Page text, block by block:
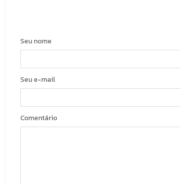
Seu nome
Seu e-mail
Comentário